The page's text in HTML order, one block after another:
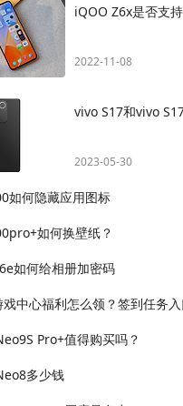
iQOO Z6x是否支
2022-11-08
vivo S17和vivo
2023-05-30
如何隐藏应用图标
如何换壁纸？
如何给相册加密码
中心福利怎么领？签到任务
Pro+值得购买吗？
多少钱